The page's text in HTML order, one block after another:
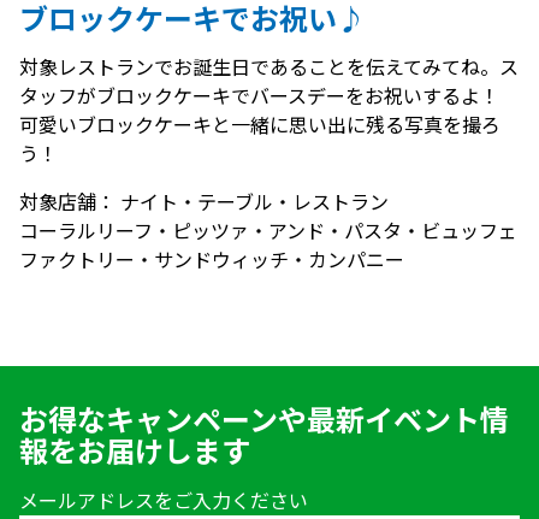
ブロックケーキでお祝い♪
対象レストランでお誕生日であることを伝えてみてね。ス
タッフがブロックケーキでバースデーをお祝いするよ！
可愛いブロックケーキと一緒に思い出に残る写真を撮ろ
う！
対象店舗： ナイト・テーブル・レストラン
コーラルリーフ・ピッツァ・アンド・パスタ・ビュッフェ
ファクトリー・サンドウィッチ・カンパニー
お得なキャンペーンや最新イベント情
報をお届けします
メールアドレスをご入力ください